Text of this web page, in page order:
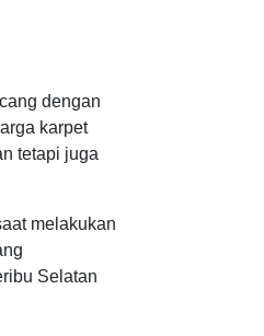
dengan
karpet
tetapi juga
melakukan
Selatan